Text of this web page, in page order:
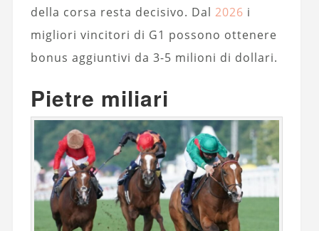
della corsa resta decisivo. Dal 2026 i
migliori vincitori di G1 possono ottenere
bonus aggiuntivi da 3-5 milioni di dollari.
Pietre miliari